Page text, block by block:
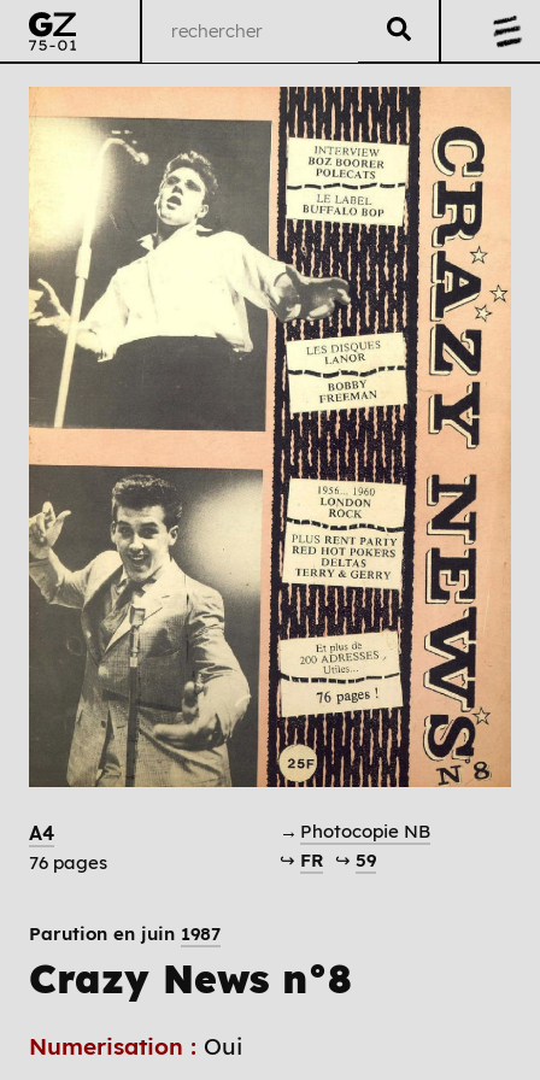
A4
76 pages
→ Photocopie NB
↪ FR ↪ 59
Parution en juin 1987
Crazy News n°8
Numerisation : Oui